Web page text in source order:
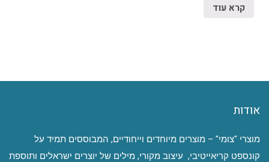
קרא עוד
אודות
מוצרי "צומי" – מוצרים מיוחדים וייחודיים, המבוססים תמיד על
קונספט קריאייטיבי, עיצוב מקורי, מילים של יוצרים ישראלים ותוספת